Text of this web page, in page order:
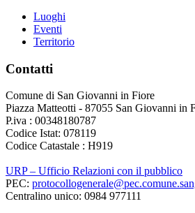
Luoghi
Eventi
Territorio
Contatti
Comune di San Giovanni in Fiore
Piazza Matteotti - 87055 San Giovanni in
P.iva : 00348180787
Codice Istat: 078119
Codice Catastale : H919
URP – Ufficio Relazioni con il pubblico
PEC:
Centralino unico: 0984 977111